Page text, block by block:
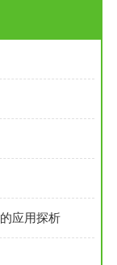
应用探析